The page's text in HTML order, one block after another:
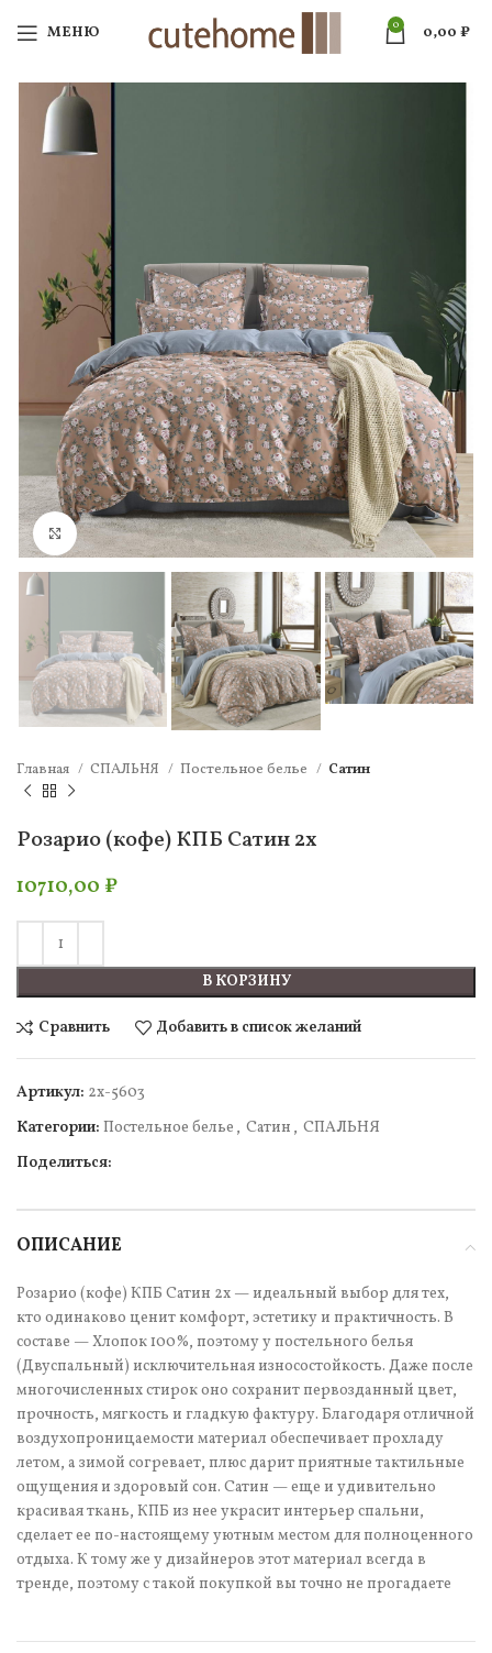
МЕНЮ 0 0,00 ₽
Нажмите, чтобы увеличить
Главная СПАЛЬНЯ Постельное белье Сатин
Розарио (кофе) КПБ Сатин 2х
10710,00 ₽
В КОРЗИНУ
Сравнить Добавить в список желаний
Артикул: 2х-5603
Категории: Постельное белье , Сатин , СПАЛЬНЯ
Поделиться:
ОПИСАНИЕ
Розарио (кофе) КПБ Сатин 2х — идеальный выбор для тех,
кто одинаково ценит комфорт, эстетику и практичность. В
составе — Хлопок 100%, поэтому у постельного белья
(Двуспальный) исключительная износостойкость. Даже после
многочисленных стирок оно сохранит первозданный цвет,
прочность, мягкость и гладкую фактуру. Благодаря отличной
воздухопроницаемости материал обеспечивает прохладу
летом, а зимой согревает, плюс дарит приятные тактильные
ощущения и здоровый сон. Сатин — еще и удивительно
красивая ткань, КПБ из нее украсит интерьер спальни,
сделает ее по-настоящему уютным местом для полноценного
отдыха. К тому же у дизайнеров этот материал всегда в
тренде, поэтому с такой покупкой вы точно не прогадаете